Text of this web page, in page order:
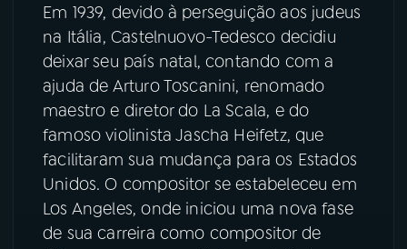
Em 1939, devido à perseguição aos judeus
na Itália, Castelnuovo-Tedesco decidiu
deixar seu país natal, contando com a
ajuda de Arturo Toscanini, renomado
maestro e diretor do La Scala, e do
famoso violinista Jascha Heifetz, que
facilitaram sua mudança para os Estados
Unidos. O compositor se estabeleceu em
Los Angeles, onde iniciou uma nova fase
de sua carreira como compositor de